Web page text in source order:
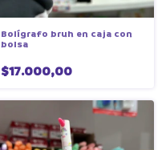
Bolígrafo bruh en caja con
bolsa
$17.000,00